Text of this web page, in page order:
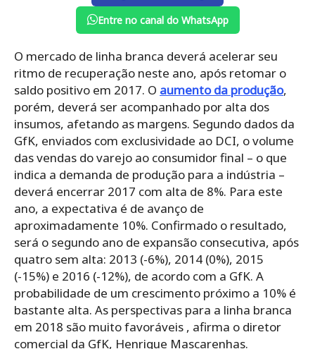
Entre no canal do WhatsApp
O mercado de linha branca deverá acelerar seu
ritmo de recuperação neste ano, após retomar o
saldo positivo em 2017. O aumento da produção,
porém, deverá ser acompanhado por alta dos
insumos, afetando as margens. Segundo dados da
GfK, enviados com exclusividade ao DCI, o volume
das vendas do varejo ao consumidor final – o que
indica a demanda de produção para a indústria –
deverá encerrar 2017 com alta de 8%. Para este
ano, a expectativa é de avanço de
aproximadamente 10%. Confirmado o resultado,
será o segundo ano de expansão consecutiva, após
quatro sem alta: 2013 (-6%), 2014 (0%), 2015
(-15%) e 2016 (-12%), de acordo com a GfK. A
probabilidade de um crescimento próximo a 10% é
bastante alta. As perspectivas para a linha branca
em 2018 são muito favoráveis , afirma o diretor
comercial da GfK, Henrique Mascarenhas.